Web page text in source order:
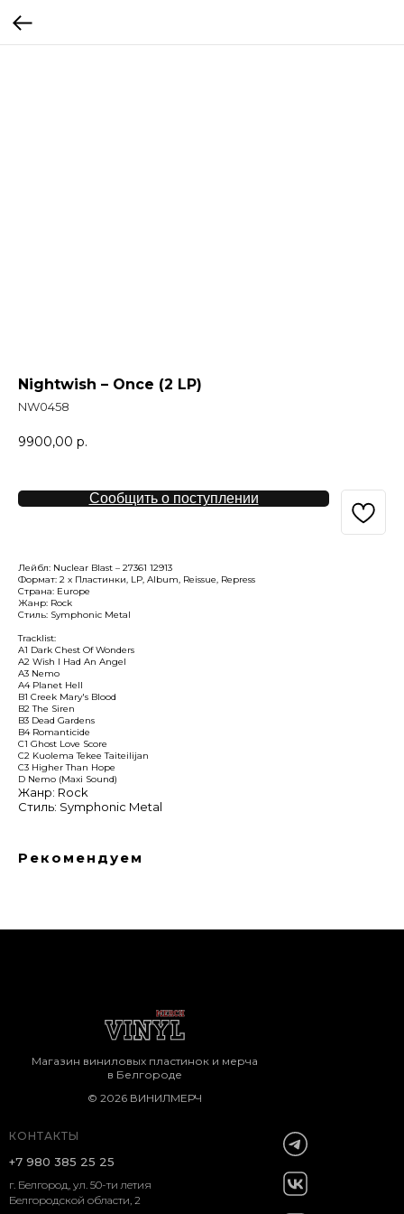
Nightwish – Once (2 LP)
NW0458
9900,00 р.
Сообщить о поступлении
Лейбл: Nuclear Blast – 27361 12913
Формат: 2 x Пластинки, LP, Album, Reissue, Repress
Страна: Europe
Жанр: Rock
Стиль: Symphonic Metal
Tracklist:
A1 Dark Chest Of Wonders
A2 Wish I Had An Angel
A3 Nemo
A4 Planet Hell
B1 Creek Mary's Blood
B2 The Siren
B3 Dead Gardens
B4 Romanticide
C1 Ghost Love Score
C2 Kuolema Tekee Taiteilijan
C3 Higher Than Hope
D Nemo (Maxi Sound)
Жанр: Rock
Стиль: Symphonic Metal
Рекомендуем
КОНТАКТЫ
г. Белгород, ул. 50-ти летия
Белгородской области, 2
+7 980 385 25 25
Магазин виниловых пластинок и мерча
в Белгороде
© 2026 ВИНИЛМЕРЧ